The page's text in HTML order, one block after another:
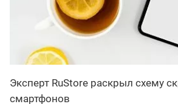
Эксперт RuStore раскрыл схему
смартфонов